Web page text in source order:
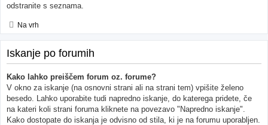
odstranite s seznama.
Na vrh
Iskanje po forumih
Kako lahko preiščem forum oz. forume?
V okno za iskanje (na osnovni strani ali na strani tem) vpišite želeno
besedo. Lahko uporabite tudi napredno iskanje, do katerega pridete, če
na kateri koli strani foruma kliknete na povezavo "Napredno iskanje".
Kako dostopate do iskanja je odvisno od stila, ki je na forumu uporabljen.